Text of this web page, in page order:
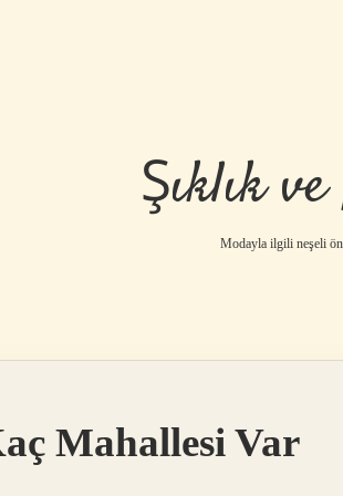
Şıklık
Modayla ilgili neşeli
Mahallesi Var